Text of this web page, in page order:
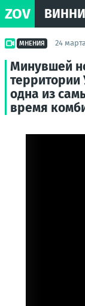
ZOV
МНЕНИЯ 24
Минувшей
одна из
время